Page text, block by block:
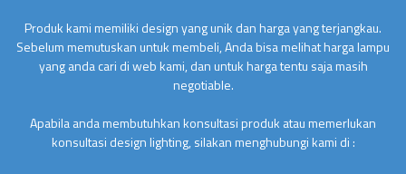
Produk kami memiliki design yang unik dan harga yang terjangkau.
Sebelum memutuskan untuk membeli, Anda bisa melihat harga lampu
yang anda cari di web kami, dan untuk harga tentu saja masih
negotiable.
Apabila anda membutuhkan konsultasi produk atau memerlukan
konsultasi design lighting, silakan menghubungi kami di :